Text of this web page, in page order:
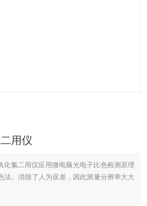
用仪
化氯二用仪应用微电脑光电子比色检测原理
法。消除了人为误差，因此测量分辨率大大